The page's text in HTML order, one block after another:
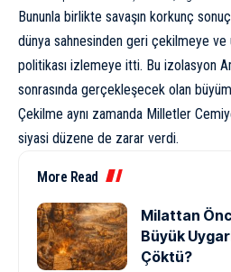
Bununla birlikte savaşın korkunç
dünya sahnesinden geri çekilmeye
politikası izlemeye itti. Bu izolasyon
sonrasında gerçekleşecek olan
Çekilme aynı zamanda Milletler
siyasi düzene de zarar verdi.
More Read
Milattan
Büyük
Çöktü?